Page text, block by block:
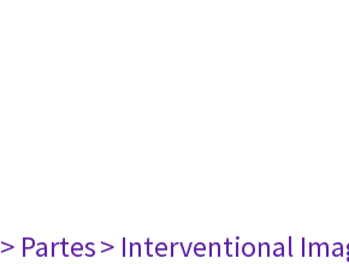
> Partes> Interventional